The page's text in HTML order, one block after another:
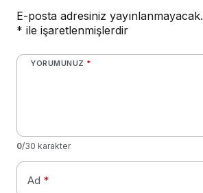
E-posta adresiniz yayınlanmayacak.
* ile işaretlenmişlerdir
YORUMUNUZ *
0/30 karakter
Ad *